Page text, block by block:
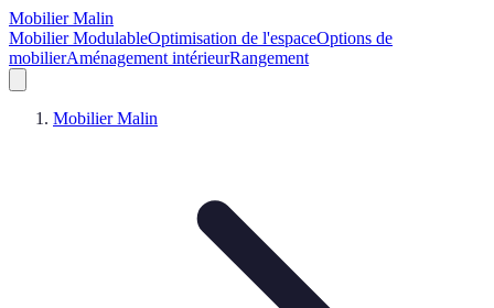
Mobilier Malin
Mobilier ModulableOptimisation de l'espaceOptions de
mobilierAménagement intérieurRangement
Mobilier Malin